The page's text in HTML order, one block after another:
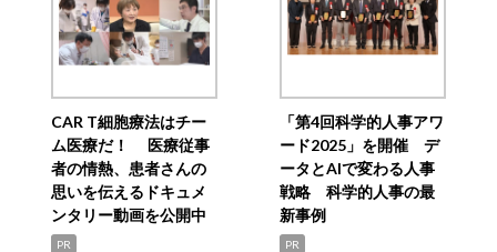
CAR T細胞療法はチー
ム医療だ！ 医療従事
者の情熱、患者さんの
思いを伝えるドキュメ
ンタリー動画を公開中
PR
「第4回科学的人事アワ
ード2025」を開催 デ
ータとAIで変わる人事
戦略 科学的人事の最
新事例
PR